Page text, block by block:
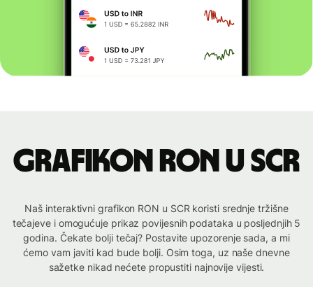
Grafikon RON u SCR
Naš interaktivni grafikon RON u SCR koristi srednje tržišne
tečajeve i omogućuje prikaz povijesnih podataka u posljednjih 5
godina. Čekate bolji tečaj? Postavite upozorenje sada, a mi
ćemo vam javiti kad bude bolji. Osim toga, uz naše dnevne
sažetke nikad nećete propustiti najnovije vijesti.